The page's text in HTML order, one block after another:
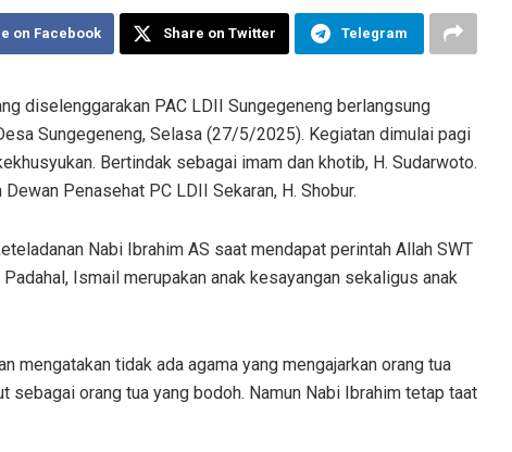
on Facebook Share on Twitter Telegram
diselenggarakan PAC LDII Sungegeneng berlangsung
Sungegeneng, Selasa (27/5/2025). Kegiatan dimulai pagi
Bertindak sebagai imam dan khotib, H. Sudarwoto.
Penasehat PC LDII Sekaran, H. Shobur.
Nabi Ibrahim AS saat mendapat perintah Allah SWT
Ismail merupakan anak kesayangan sekaligus anak
mengatakan tidak ada agama yang mengajarkan orang tua
sebagai orang tua yang bodoh. Namun Nabi Ibrahim tetap taat